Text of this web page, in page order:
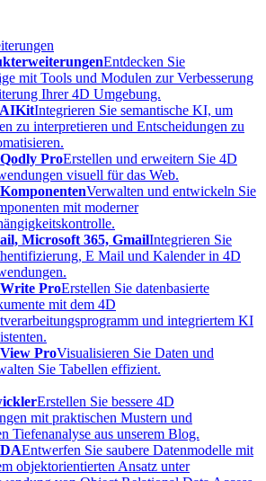
Entdecken Sie
mit Tools und Modulen zur Verbesserung
Ihrer 4D Umgebung.
Integrieren Sie semantische KI, um
zu interpretieren und Entscheidungen zu
ProErstellen und erweitern Sie 4D
visuell für das Web.
Verwalten und entwickeln Sie
mit moderner
Microsoft 365, GmailIntegrieren Sie
E Mail und Kalender in 4D
ProErstellen Sie datenbasierte
mit dem 4D
und integriertem KI
ProVisualisieren Sie Daten und
Sie Tabellen effizient.
Erstellen Sie bessere 4D
mit praktischen Mustern und
Tiefenanalyse aus unserem Blog.
Entwerfen Sie saubere Datenmodelle mit
objektorientierten Ansatz unter